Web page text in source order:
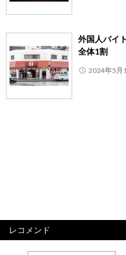
外国人バイ
全体1割
2024年5月
レコメンド